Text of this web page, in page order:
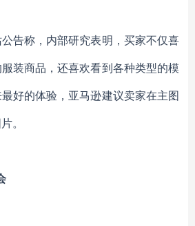
告称，内部研究表明，买家不仅喜
装商品，还喜欢看到各种类型的模
好的体验，亚马逊建议卖家在主图
。